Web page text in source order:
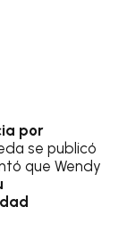
por
se publicó
que Wendy